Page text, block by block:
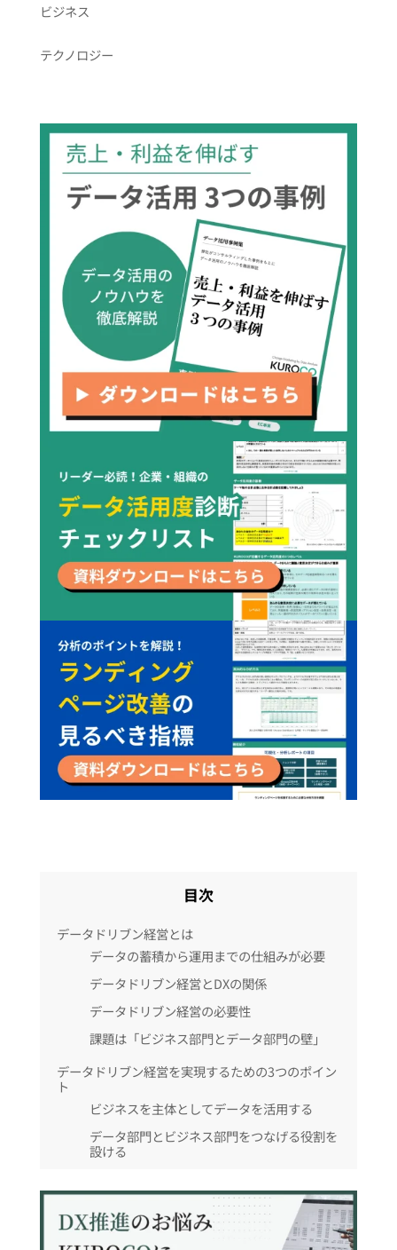
ビジネス
テクノロジー
目次
データドリブン経営とは
データの蓄積から運用までの仕組みが必要
データドリブン経営とDXの関係
データドリブン経営の必要性
課題は「ビジネス部門とデータ部門の壁」
データドリブン経営を実現するための3つのポイン
ト
ビジネスを主体としてデータを活用する
データ部門とビジネス部門をつなげる役割を
設ける
データドリブン経営の成功事例
ワークマン